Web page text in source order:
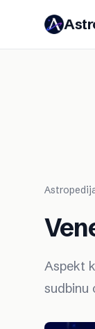
Aspekt
sudbinu